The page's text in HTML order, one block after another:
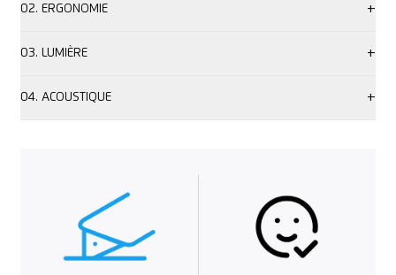
02. ERGONOMIE +
aussi l'ensemble de ton poste de travail. Tables, chaises, étagères, outils
03. LUMIÈRE +
l'éclairage n'est pas adapté ? Une lumière trop vive éblouit, tandis qu'une
04. ACOUSTIQUE +
particulier au travail, des mesures individuelles d'insonorisation sont